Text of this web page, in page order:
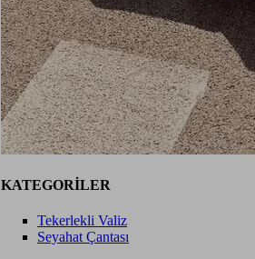
KATEGORİLER
Tekerlekli Valiz
Seyahat Çantası